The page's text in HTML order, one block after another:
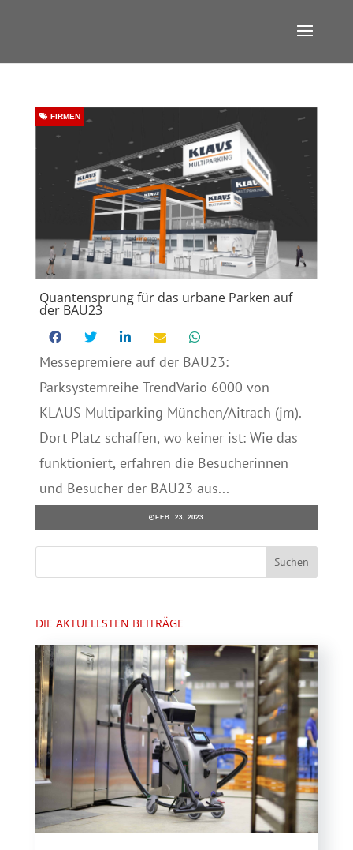
Quantensprung für das urbane Parken auf
der BAU23
FIRMEN
Messepremiere auf der BAU23:
Parksystemreihe TrendVario 6000 von
KLAUS Multiparking München/Aitrach (jm).
Dort Platz schaffen, wo keiner ist: Wie das
funktioniert, erfahren die Besucherinnen
und Besucher der BAU23 aus...
FEB. 23, 2023
DIE AKTUELLSTEN BEITRÄGE